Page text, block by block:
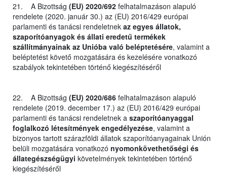
21. A Bizottság (EU) 2020/692 felhatalmazáson alapuló
rendelete (2020. január 30.) az (EU) 2016/429 európai
parlamenti és tanácsi rendeletnek az egyes állatok,
szaporítóanyagok és állati eredetű termékek
szállítmányainak az Unióba való beléptetésére, valamint a
beléptetést követő mozgatására és kezelésére vonatkozó
szabályok tekintetében történő kiegészítéséről
22. A Bizottság (EU) 2020/686 felhatalmazáson alapuló
rendelete (2019. december 17.) az (EU) 2016/429 európai
parlamenti és tanácsi rendeletnek a szaporítóanyaggal
foglalkozó létesítmények engedélyezése, valamint a
bizonyos tartott szárazföldi állatok szaporítóanyagainak Unión
belüli mozgatására vonatkozó nyomonkövethetőségi és
állategészségügyi követelmények tekintetében történő
kiegészítéséről